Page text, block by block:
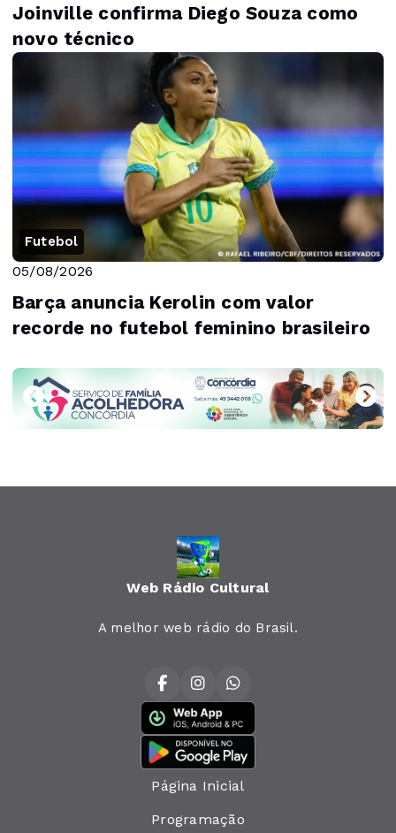
Joinville confirma Diego Souza como
novo técnico
Futebol
05/08/2026
Barça anuncia Kerolin com valor
recorde no futebol feminino brasileiro
Web Rádio Cultural
A melhor web rádio do Brasil.
Página Inicial
Programação